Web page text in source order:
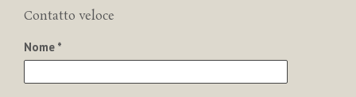
Contatto veloce
Nome *